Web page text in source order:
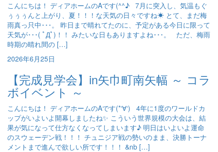
こんにちは！ ディアホームのAです(^^♪ 7月に突入し、気温もぐ
ぅぅぅんと上がり、夏！！！な天気の日々ですね☀ とて、まだ梅
雨真っ只中･･･。 昨日まで晴れてたのに、予定がある今日に限って
天気が･･･( ﾟДﾟ)！！ みたいな日もありますよね･･･。 ただ、梅雨
時期の晴れ間の […]
2026年6月25日
【完成見学会】in矢巾町南矢幅 ～ コラ
ボイベント ～
こんにちは！ ディアホームのAです(*‘∀‘) 4年に1度のワールドカ
ップがいよいよ開幕しましたね✨ こういう世界規模の大会は、結
果が気になって仕方なくなってしまいます♪ 明日はいよいよ運命
のスウェーデン戦！！！ チュニジア戦の勢いのまま、決勝トーナ
メントまで進んで欲しい所です！！！ &nb […]